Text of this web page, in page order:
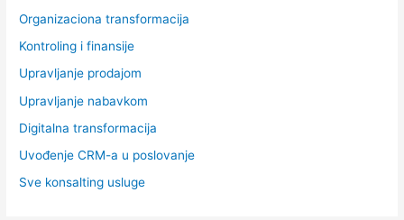
Organizaciona transformacija
Kontroling i finansije
Upravljanje prodajom
Upravljanje nabavkom
Digitalna transformacija
Uvođenje CRM-a u poslovanje
Sve konsalting usluge